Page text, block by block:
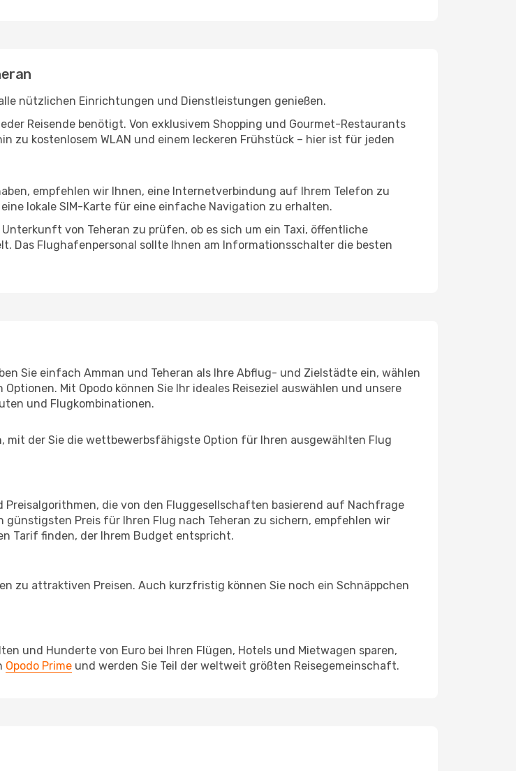
nützlichen Einrichtungen und Dienstleistungen genießen.
Reisende benötigt. Von exklusivem Shopping und Gourmet-Restaurants
zu kostenlosem WLAN und einem leckeren Frühstück – hier ist für jeden
empfehlen wir Ihnen, eine Internetverbindung auf Ihrem Telefon zu
lokale SIM-Karte für eine einfache Navigation zu erhalten.
von Teheran zu prüfen, ob es sich um ein Taxi, öffentliche
Das Flughafenpersonal sollte Ihnen am Informationsschalter die besten
Sie einfach Amman und Teheran als Ihre Abflug- und Zielstädte ein, wählen
Mit Opodo können Sie Ihr ideales Reiseziel auswählen und unsere
und Flugkombinationen.
mit der Sie die wettbewerbsfähigste Option für Ihren ausgewählten Flug
die von den Fluggesellschaften basierend auf Nachfrage
Preis für Ihren Flug nach Teheran zu sichern, empfehlen wir
Tarif finden, der Ihrem Budget entspricht.
zu attraktiven Preisen. Auch kurzfristig können Sie noch ein Schnäppchen
und Hunderte von Euro bei Ihren Flügen, Hotels und Mietwagen sparen,
Opodo Prime und werden Sie Teil der weltweit größten Reisegemeinschaft.